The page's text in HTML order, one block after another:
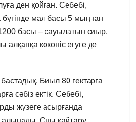
ден қойған. Себебі,
мал басы 5 мыңнан
басы – сауылатын сиыр.
алқапқа көкөніс егуге де
бастадық. Биыл 80 гектарға
сәбіз ектік. Себебі,
жүзеге асырғанда
алынады. Оны қайтару